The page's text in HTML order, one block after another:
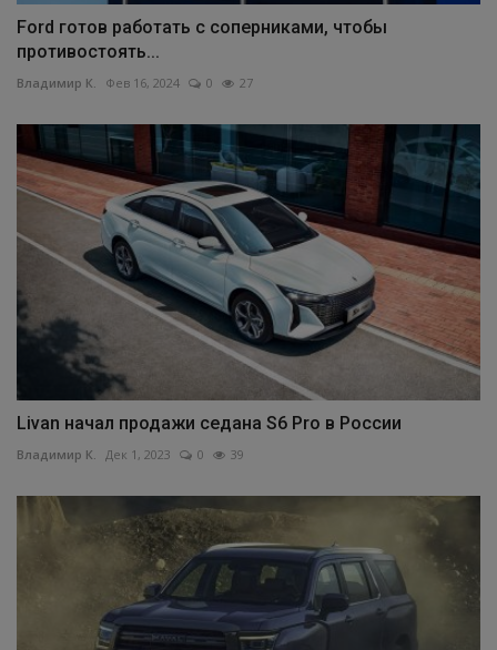
Ford готов работать с соперниками, чтобы
противостоять...
Владимир К. Фев 16, 2024 0 27
Livan начал продажи седана S6 Pro в России
Владимир К. Дек 1, 2023 0 39